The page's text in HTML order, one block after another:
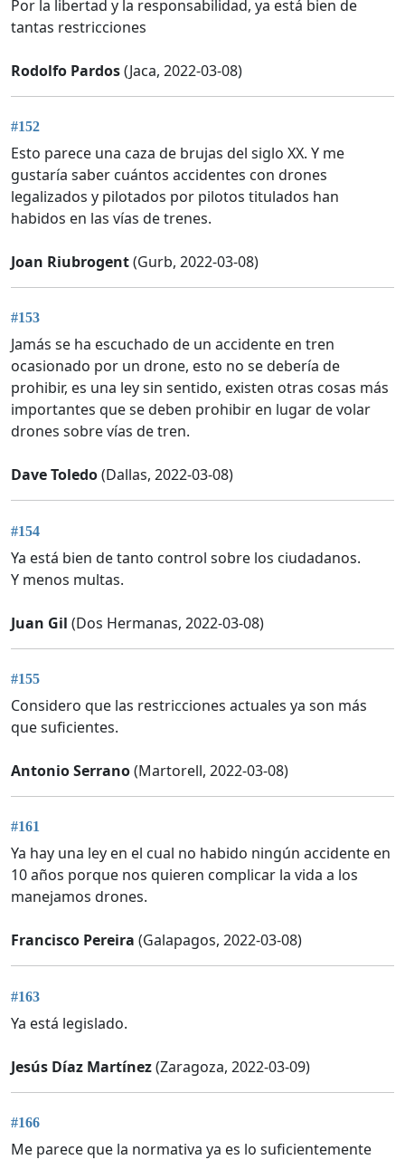
Por la libertad y la responsabilidad, ya está bien de
tantas restricciones
Rodolfo Pardos(Jaca, 2022-03-08)
#152
Esto parece una caza de brujas del siglo XX. Y me
gustaría saber cuántos accidentes con drones
legalizados y pilotados por pilotos titulados han
habidos en las vías de trenes.
Joan Riubrogent(Gurb, 2022-03-08)
#153
Jamás se ha escuchado de un accidente en tren
ocasionado por un drone, esto no se debería de
prohibir, es una ley sin sentido, existen otras cosas más
importantes que se deben prohibir en lugar de volar
drones sobre vías de tren.
Dave Toledo(Dallas, 2022-03-08)
#154
Ya está bien de tanto control sobre los ciudadanos.
Y menos multas.
Juan Gil (Dos Hermanas, 2022-03-08)
#155
Considero que las restricciones actuales ya son más
que suficientes.
Antonio Serrano(Martorell, 2022-03-08)
#161
Ya hay una ley en el cual no habido ningún accidente en
10 años porque nos quieren complicar la vida a los
manejamos drones.
Francisco Pereira (Galapagos, 2022-03-08)
#163
Ya está legislado.
Jesús Díaz Martínez(Zaragoza, 2022-03-09)
#166
Me parece que la normativa ya es lo suficientemente